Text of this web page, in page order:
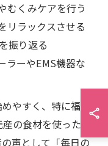
むくみケアを行う
リラックスさせる
振り返る
ラーやEMS機器な
やすく、特に福井
の食材を使ったヘ
声として「毎日の